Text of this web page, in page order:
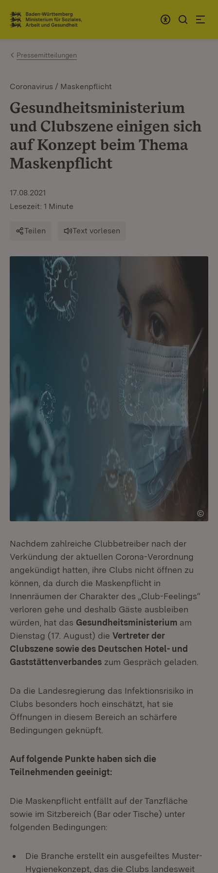
Zum Inhalt springen
Link zur Startseite
Pressemitteilungen
Coronavirus / Maskenpflicht
Gesundheitsministerium
und Clubszene einigen sich
auf Konzept beim Thema
Maskenpflicht
17.08.2021
Lesezeit: 1 Minute
Teilen Text vorlesen
Nachdem zahlreiche Clubbetreiber nach der
Verkündung der aktuellen Corona-Verordnung
angekündigt hatten, ihre Clubs nicht öffnen zu
können, da durch die Maskenpflicht in
Innenräumen der Charakter des „Club-Feelings“
verloren gehe und deshalb Gäste ausbleiben
würden, hat das Gesundheitsministerium am
Dienstag (17. August) die Vertreter der
Clubszene sowie des Deutschen Hotel- und
Gaststättenverbandes zum Gespräch geladen.
Da die Landesregierung das Infektionsrisiko in
Clubs besonders hoch einschätzt, hat sie
Öffnungen in diesem Bereich an schärfere
Bedingungen geknüpft.
Auf folgende Punkte haben sich die
Teilnehmenden geeinigt:
Die Maskenpflicht entfällt auf der Tanzfläche
sowie im Sitzbereich (Bar oder Tische) unter
folgenden Bedingungen:
Die Branche erstellt ein ausgefeiltes Muster-
Hygienekonzept, das die Clubs landesweit